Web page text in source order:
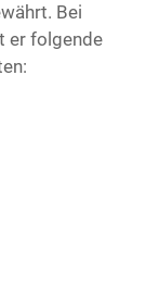
Bei
er folgende